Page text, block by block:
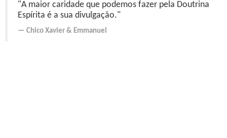
"A maior caridade que podemos fazer pela Doutrina
Espírita é a sua divulgação."
Chico Xavier & Emmanuel